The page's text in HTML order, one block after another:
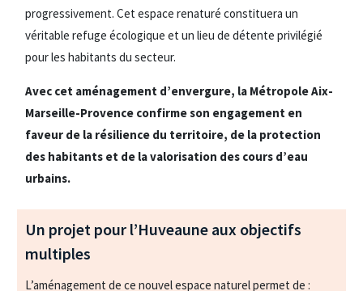
progressivement. Cet espace renaturé constituera un
véritable refuge écologique et un lieu de détente privilégié
pour les habitants du secteur.
Avec cet aménagement d’envergure, la Métropole Aix-
Marseille-Provence confirme son engagement en
faveur de la résilience du territoire, de la protection
des habitants et de la valorisation des cours d’eau
urbains.
Un projet pour l’Huveaune aux objectifs
multiples
L’aménagement de ce nouvel espace naturel permet de :